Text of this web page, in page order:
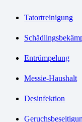
Tatortreinigung
Entrümpelung
Messie-Haushalt
Desinfektion